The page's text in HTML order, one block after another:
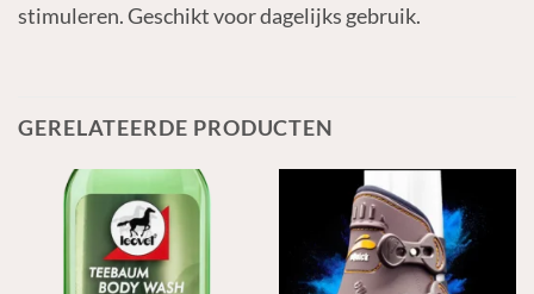
stimuleren. Geschikt voor dagelijks gebruik.
GERELATEERDE PRODUCTEN